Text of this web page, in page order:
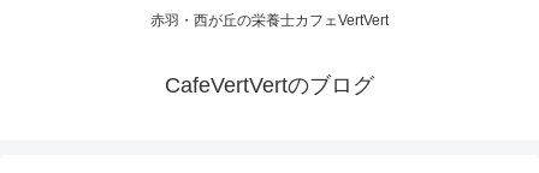
赤羽・西が丘の栄養士カフェVertVert
CafeVertVertのブログ